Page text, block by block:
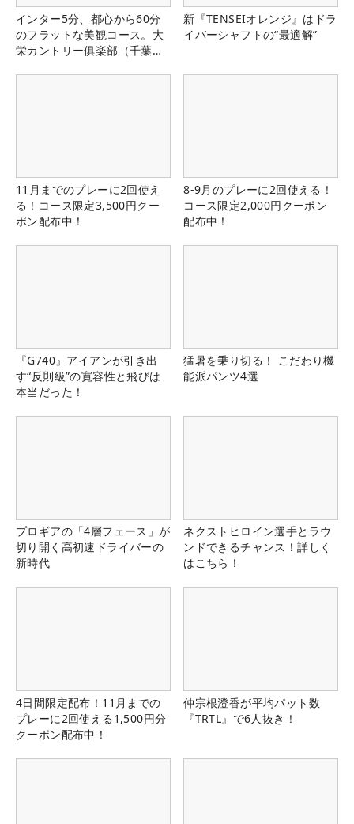
インター5分、都心から60分
のフラットな美観コース。大
栄カントリー俱楽部（千葉
新『TENSEIオレンジ』はドラ
イバーシャフトの“最適解”
11月までのプレーに2回使え
る！コース限定3,500円クー
ポン配布中！
8-9月のプレーに2回使える！
コース限定2,000円クーポン
配布中！
『G740』アイアンが引き出
す“反則級”の寛容性と飛びは
本当だった！
猛暑を乗り切る！ こだわり機
能派パンツ4選
プロギアの「4層フェース」が
切り開く高初速ドライバーの
新時代
ネクストヒロイン選手とラウ
ンドできるチャンス！詳しく
はこちら！
4日間限定配布！11月までの
プレーに2回使える1,500円分
クーポン配布中！
仲宗根澄香が平均パット数
『TRTL』で6人抜き！